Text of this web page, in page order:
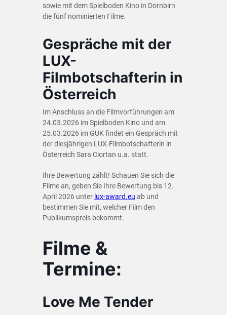
sowie mit dem Spielboden Kino in Dornbirn
die fünf nominierten Filme.
Gespräche mit der
LUX-
Filmbotschafterin in
Österreich
Im Anschluss an die Filmvorführungen am
24.03.2026 im Spielboden Kino und am
25.03.2026 im GUK findet ein Gespräch mit
der diesjährigen LUX-Filmbotschafterin in
Österreich Sara Ciortan u.a. statt.
Ihre Bewertung zählt! Schauen Sie sich die
Filme an, geben Sie Ihre Bewertung bis 12.
April 2026 unter lux-award.eu ab und
bestimmen Sie mit, welcher Film den
Publikumspreis bekommt.
Filme &
Termine:
Love Me Tender